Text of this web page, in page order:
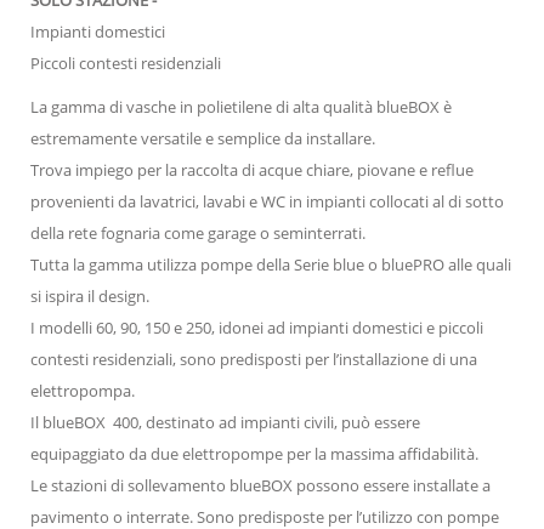
Impianti domestici
Piccoli contesti residenziali
La gamma di vasche in polietilene di alta qualità blueBOX è
estremamente versatile e semplice da installare.
Trova impiego per la raccolta di acque chiare, piovane e reflue
provenienti da lavatrici, lavabi e WC in impianti collocati al di sotto
della rete fognaria come garage o seminterrati.
Tutta la gamma utilizza pompe della Serie blue o bluePRO alle quali
si ispira il design.
I modelli 60, 90, 150 e 250, idonei ad impianti domestici e piccoli
contesti residenziali, sono predisposti per l’installazione di una
elettropompa.
Il blueBOX 400, destinato ad impianti civili, può essere
equipaggiato da due elettropompe per la massima affidabilità.
Le stazioni di sollevamento blueBOX possono essere installate a
pavimento o interrate. Sono predisposte per l’utilizzo con pompe